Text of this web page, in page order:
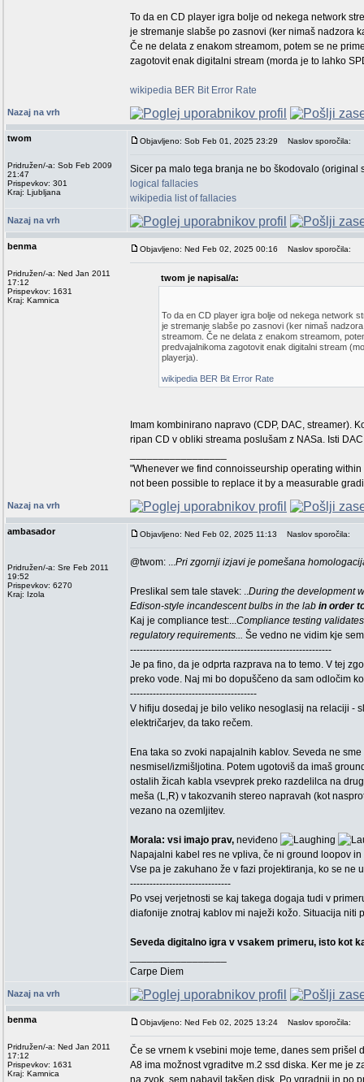
To da en CD player igra bolje od nekega network
je stremanje slabše po zasnovi (ker nimaš nadzora
Če ne delata z enakom streamom, potem se ne
zagotovit enak digitalni stream (morda je to lahko
wikipedia BER Bit Error Rate
Nazaj na vrh
twom
Pridružen/-a: Sob Feb 2009
21:47
Prispevkov: 301
Kraj: Ljubljana
Objavljeno: Sob Feb 01, 2025 23:29 Naslov sporočila:
Sicer pa malo tega branja ne bo škodovalo
logical fallacies
wikipedia list of fallacies
Nazaj na vrh
benma
Pridružen/-a: Ned Jan 2011
17:12
Prispevkov: 1631
Kraj: Kamnica
Objavljeno: Ned Feb 02, 2025 00:16 Naslov sporočila:
twom je napisal/a:
To da en CD player igra bolje od nekega network
je stremanje slabše po zasnovi (ker nimaš
streamom. Če ne delata z enakom streamom,
predvajalnikoma zagotovit enak digitalni stream
playerja).
wikipedia BER Bit Error Rate
Imam kombinirano napravo (CDP, DAC, streamer).
ripan CD v obliki streama poslušam z NASa. Isti
"Whenever we find connoisseurship operating
not been possible to replace it by a measurable
Nazaj na vrh
ambasador
Pridružen/-a: Sre Feb 2011
19:52
Prispevkov: 6270
Kraj: Izola
Objavljeno: Ned Feb 02, 2025 11:13 Naslov sporočila:
@twom: ...Pri zgornji izjavi je pomešana
Preslikal sem tale stavek: ..During the development
Edison-style incandescent bulbs in the lab in order
Kaj je compliance test:...Compliance testing
regulatory requirements... Še vedno ne vidim kje
--------------------------------------------------------------
Je pa fino, da je odprta razprava na to temo. V tej
preko vode. Naj mi bo dopuščeno da sam odločim
---------------------------------------
V hifiju dosedaj je bilo veliko nesoglasij na relaciji -
električarjev, da tako rečem.
Ena taka so zvoki napajalnih kablov. Seveda ne
nesmisel/izmišljotina. Potem ugotoviš da imaš
ostalih žicah kabla vsevprek preko razdelilca na
meša (L,R) v takozvanih stereo napravah (kot
vezano na ozemljitev.
Morala: vsi imajo prav, neviđeno
Napajalni kabel res ne vpliva, če ni ground loopov
Vse pa je zakuhano že v fazi projektiranja, ko se ne
-------------------------------
Po vsej verjetnosti se kaj takega dogaja tudi v
diafonije znotraj kablov mi naježi kožo. Situacija niti
Seveda digitalno igra v vsakem primeru, isto kot
Carpe Diem
Nazaj na vrh
benma
Pridružen/-a: Ned Jan 2011
17:12
Prispevkov: 1631
Kraj: Kamnica
Objavljeno: Ned Feb 02, 2025 13:24 Naslov sporočila:
Če se vrnem k vsebini moje teme, danes sem prišel
A8 ima možnost vgraditve m.2 ssd diska. Ker me je
na zvok, sem nabavil takšen disk. Po vgradnji in po